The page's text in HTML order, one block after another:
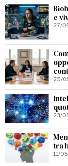
e
27/
25/
23/
tra
11/